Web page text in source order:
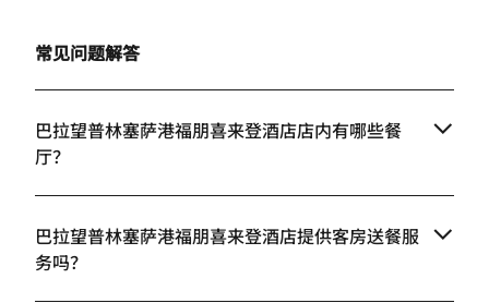
常见问题解答
巴拉望普林塞萨港福朋喜来登酒店店内有哪些餐
厅？
巴拉望普林塞萨港福朋喜来登酒店提供客房送餐服
务吗？